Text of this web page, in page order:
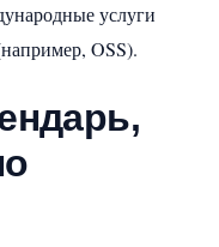
услуги
OSS).